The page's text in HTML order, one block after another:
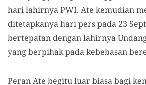
hari lahirnya PWI. Ate kemudian
ditetapkanya hari pers pada 23
bertepatan dengan lahirnya
yang berpihak pada kebebasan
Peran Ate begitu luar biasa bagi